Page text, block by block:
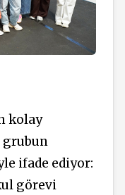
kolay
grubun
ifade ediyor:
görevi